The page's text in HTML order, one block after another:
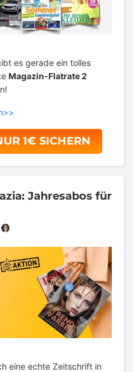
es gerade ein tolles
Magazin-Flatrate 2
1€ SICHERN
Jahresabos für
eine echte Zeitschrift in